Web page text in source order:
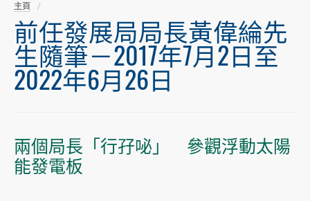
主頁
前任發展局局長黃偉綸先
生隨筆－2017年7月2日至
2022年6月26日
兩個局長「行孖咇」 參觀浮動太陽
能發電板